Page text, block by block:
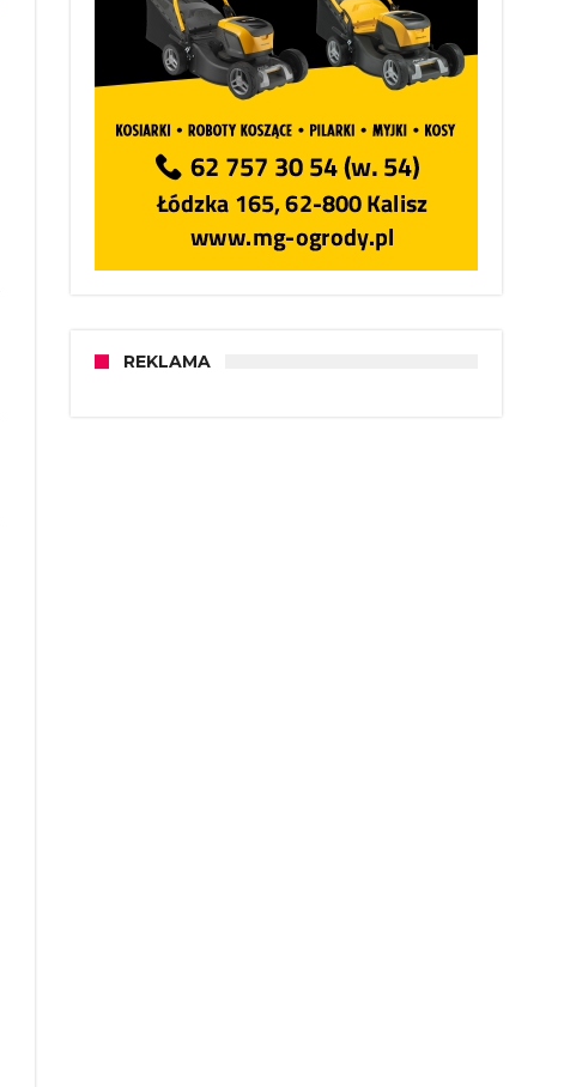
REKLAMA